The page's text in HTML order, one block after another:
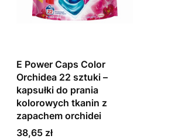
E Power Caps Color
Orchidea 22 sztuki –
kapsułki do prania
kolorowych tkanin z
zapachem orchidei
Cena
38,65 zł